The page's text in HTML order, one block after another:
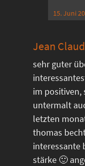
15. Juni
Jean
sehr guter
im positiven,
untermalt
letzten
thomas
interessante
stärke 🙂